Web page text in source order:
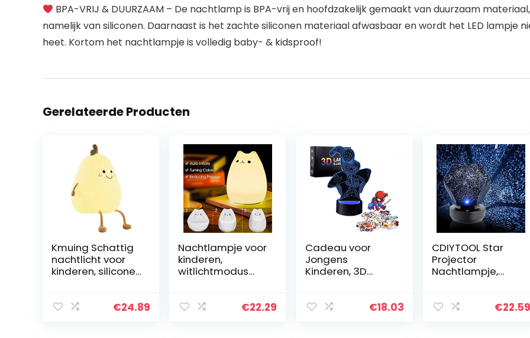
BPA-VRIJ & DUURZAAM – De nachtlamp is BPA-vrij en hoofdzakelijk gemaakt van duurzaam materiaal,
namelijk van siliconen. Daarnaast is het zachte siliconen materiaal afwasbaar en wordt het LED lampje
heet. Kortom het nachtlampje is volledig baby- & kidsproof!
Gerelateerde Producten
Kmuing Schattig
nachtlicht voor
kinderen, siliconen
licht 7 kleuren USB
€24.89
Nachtlampje voor
kinderen,
witlichtmodus
Kinderen voor€22.29
Cadeau voor
Jongens
Kinderen, 3D
voor 8-12 Jaar
€18.03
CDIYTOOL Star
Projector
Nachtlampje,
met 3 kleuren€22.59